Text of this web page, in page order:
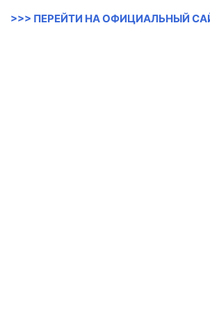
>>> ПЕРЕЙТИ НА ОФИЦИАЛЬНЫЙ